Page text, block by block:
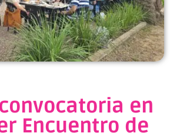
en
Encuentro de